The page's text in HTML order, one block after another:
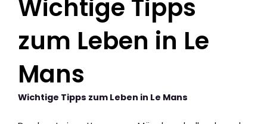
Wichtige Tipps
zum Leben in Le
Mans
Wichtige Tipps zum Leben in Le Mans